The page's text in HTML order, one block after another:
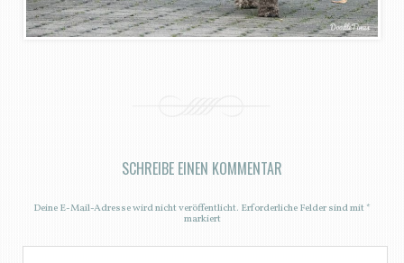
SCHREIBE EINEN KOMMENTAR
Deine E-Mail-Adresse wird nicht veröffentlicht. Erforderliche Felder sind mit*
markiert